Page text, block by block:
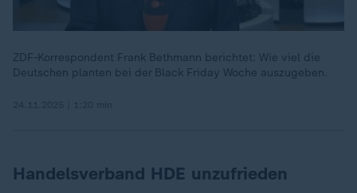
ZDF-Korrespondent Frank Bethmann berichtet: Wie viel die
Deutschen planten bei der Black Friday Woche auszugeben.
Handelsverband HDE unzufrieden